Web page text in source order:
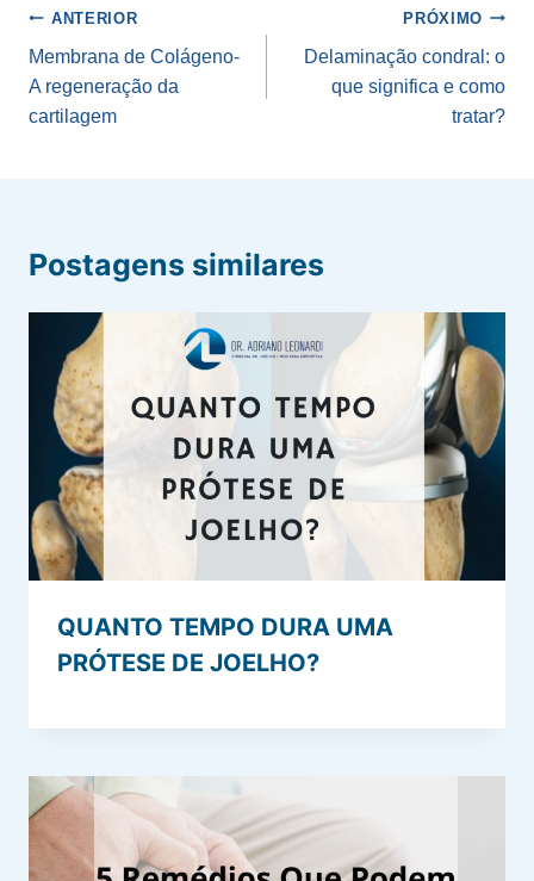
Navegação
de
Post
ANTERIOR
Membrana de Colágeno-
A regeneração da
cartilagem
PRÓXIMO
Delaminação condral: o
que significa e como
tratar?
Postagens similares
QUANTO TEMPO DURA UMA
PRÓTESE DE JOELHO?